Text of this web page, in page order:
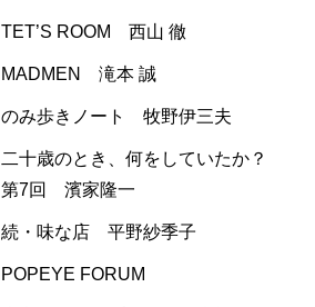
TET’S ROOM 西山 徹
MADMEN 滝本 誠
のみ歩きノート 牧野伊三夫
二十歳のとき、何をしていたか？
第7回 濱家隆一
続・味な店 平野紗季子
POPEYE FORUM